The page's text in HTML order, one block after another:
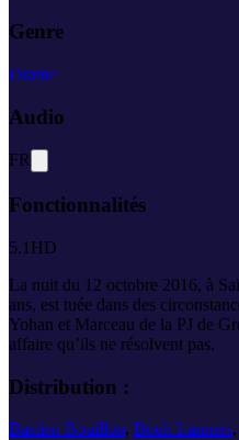
Genre
Drame
Audio
FR
Fonctionnalités
5.1 HD
La nuit du 12 octobre 2016, à
ans, est tuée dans des
Yohan et Marceau de la PJ de
affaire qu’ils ne résolvent pas.
Distribution :
Bastien Bouillon, Bouli Lanners,